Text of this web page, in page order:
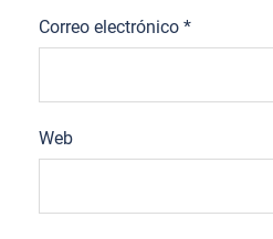
Correo electrónico *
Web